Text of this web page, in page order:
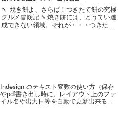
🍡 焼き餅よ、さらば！つきたて餅の究極
グルメ冒険記 🍡焼き餅には、とうてい達
成できない領域。それが・・・つきたて
Indesign のテキスト変数の使い方（保存
やpdf書き出し時に、レイアウト上のファ
イル名や出力日等を自動で更新出来る便